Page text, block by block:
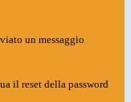
un messaggio
il reset della password